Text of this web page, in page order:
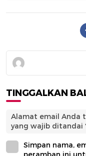
TINGGALKAN
Alamat email Anda
yang wajib ditandai
Simpan nama,